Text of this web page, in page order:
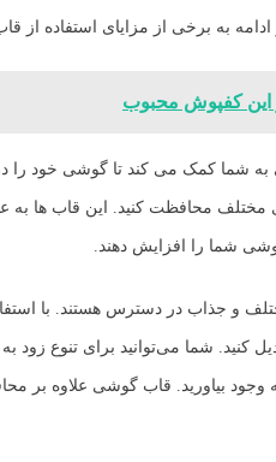
به برخی از مزایای استفاده از
این کفپوش محبوب
شما کمک می کند تا گوشی خود را
محافظت کنید. این قاب ها به
شما را افزایش دهند.
و جذاب در دسترس هستند. با
کنید. شما می‌توانید برای تنوع زود
وجود بیاورید. قاب گوشی علاوه بر